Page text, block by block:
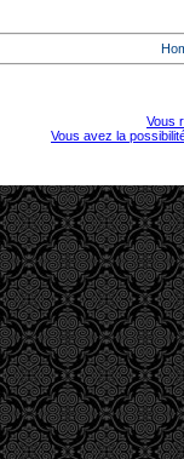
Vous
Vous avez la